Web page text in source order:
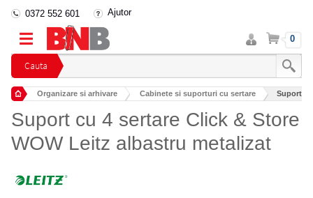
Cauta
0372 552 601 Ajutor
Intra
in
cont
Cos 0
Organizare si arhivare Cabinete si suporturi cu sertare Suport
Suport cu 4 sertare Click & Store
WOW Leitz albastru metalizat